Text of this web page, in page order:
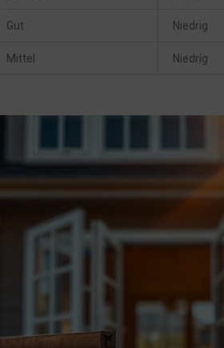
Gut Niedrig
Mittel Niedrig